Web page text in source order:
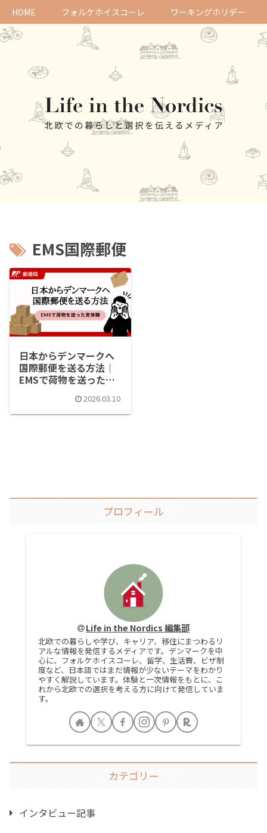
HOME フォルケホイスコーレ ワーキングホリデー
EMS国際郵便
日本からデンマークへ
国際郵便を送る方法｜
EMSで荷物を送った実
2026.03.10
プロフィール
Life in the Nordics 編集部
北欧での暮らしや学び、キャリア、移住にまつわるリ
アルな情報を発信するメディアです。デンマークを中
心に、フォルケホイスコーレ、留学、生活費、ビザ制
度など、日本語ではまだ情報が少ないテーマをわかり
やすく解説しています。体験と一次情報をもとに、こ
れから北欧での選択を考える方に向けて発信していま
す。
カテゴリー
インタビュー記事